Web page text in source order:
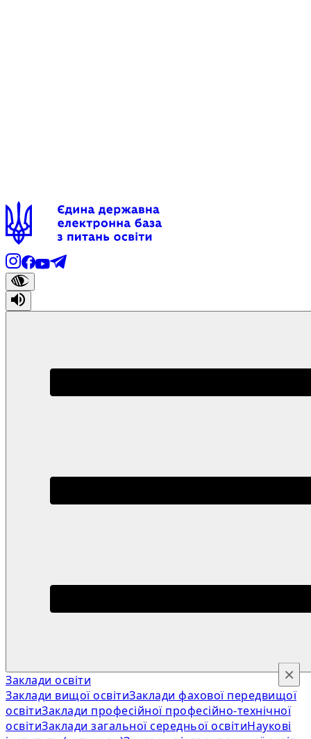
Заклади освіти
Заклади вищої освітиЗаклади фахової передвищої
освітиЗаклади професійної професійно-технічної
освітиЗаклади загальної середньої освітиНаукові
×